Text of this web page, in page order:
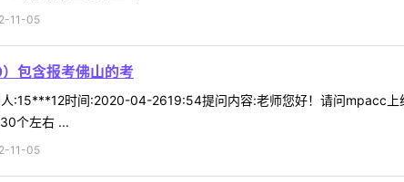
11-05
包含报考佛山的考
:15***12时间:2020-04-2619:54提问内容:老师您好！请问mpacc上
个左右 ...
11-05